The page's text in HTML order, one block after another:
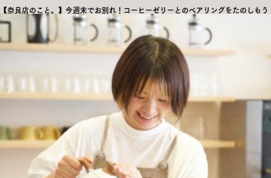
【奈良店のこと。】今週末でお別れ！コーヒーゼリーとのペアリングをたのしもう